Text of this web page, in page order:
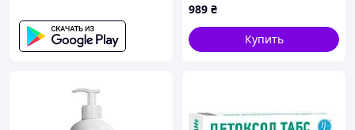
интенсивный курс для
шерсти 100 г 30 табл.
(101092 AD)
989 ₴
Купить